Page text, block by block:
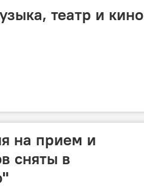
театр и кино
на прием и
сняты в